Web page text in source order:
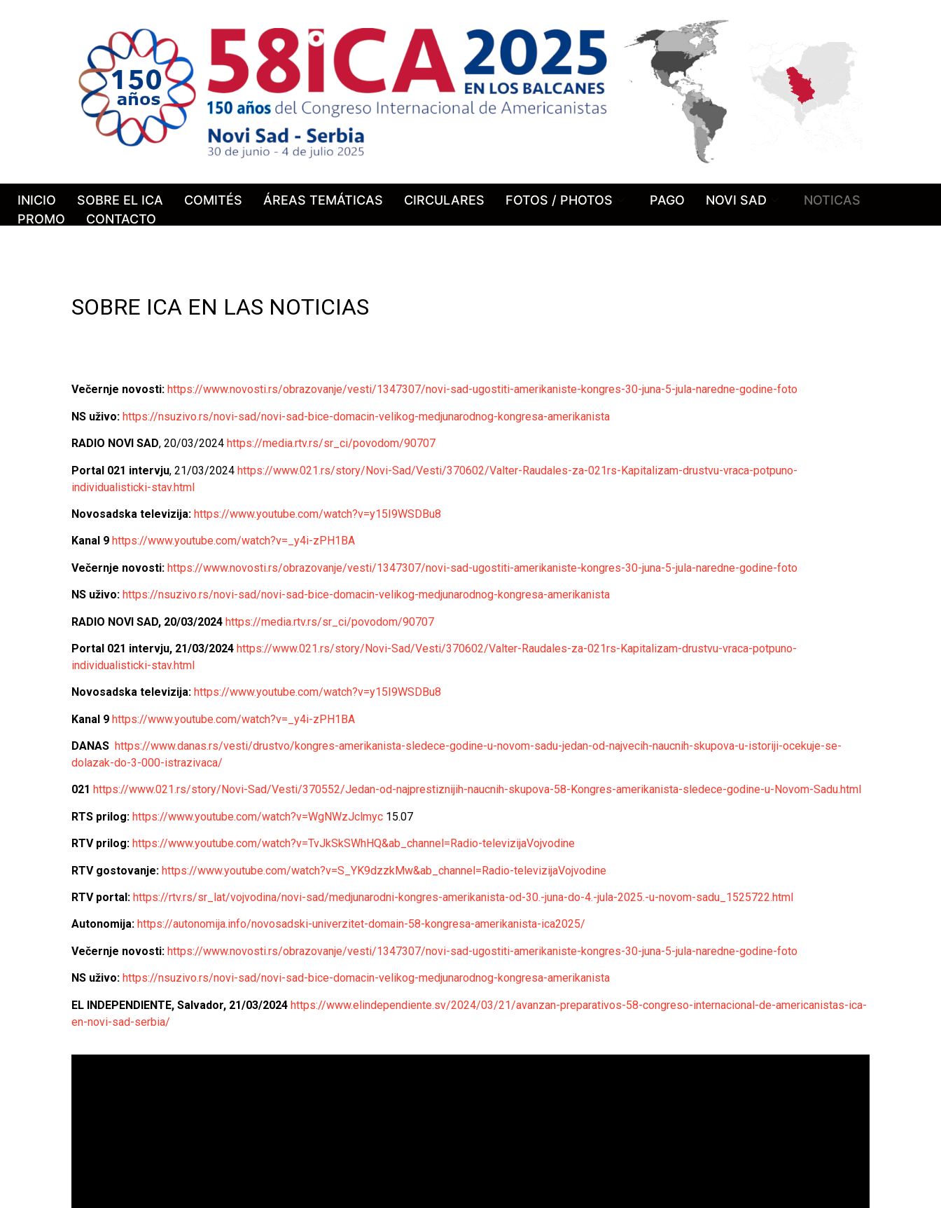
INICIO SOBRE EL ICA COMITÉS ÁREAS TEMÁTICAS CIRCULARES FOTOS / PHOTOS PAGO NOVI SAD
NOTICAS
PROMO
CONTACTO
SOBRE ICA EN LAS NOTICIAS
Večernje novosti: https://www.novosti.rs/obrazovanje/vesti/1347307/novi-sad-ugostiti-amerikaniste-kongres-30-juna-5-jula-naredne-godine-foto
NS uživo: https://nsuzivo.rs/novi-sad/novi-sad-bice-domacin-velikog-medjunarodnog-kongresa-amerikanista
RADIO NOVI SAD, 20/03/2024 https://media.rtv.rs/sr_ci/povodom/90707
Portal 021 intervju, 21/03/2024 https://www.021.rs/story/Novi-Sad/Vesti/370602/Valter-Raudales-za-021rs-Kapitalizam-drustvu-vraca-potpuno-
individualisticki-stav.html
Novosadska televizija: https://www.youtube.com/watch?v=y15I9WSDBu8
Kanal 9 https://www.youtube.com/watch?v=_y4i-zPH1BA
Večernje novosti: https://www.novosti.rs/obrazovanje/vesti/1347307/novi-sad-ugostiti-amerikaniste-kongres-30-juna-5-jula-naredne-godine-foto
NS uživo: https://nsuzivo.rs/novi-sad/novi-sad-bice-domacin-velikog-medjunarodnog-kongresa-amerikanista
RADIO NOVI SAD, 20/03/2024 https://media.rtv.rs/sr_ci/povodom/90707
Portal 021 intervju, 21/03/2024 https://www.021.rs/story/Novi-Sad/Vesti/370602/Valter-Raudales-za-021rs-Kapitalizam-drustvu-vraca-potpuno-
individualisticki-stav.html
Novosadska televizija: https://www.youtube.com/watch?v=y15I9WSDBu8
Kanal 9 https://www.youtube.com/watch?v=_y4i-zPH1BA
DANAS https://www.danas.rs/vesti/drustvo/kongres-amerikanista-sledece-godine-u-novom-sadu-jedan-od-najvecih-naucnih-skupova-u-istoriji-ocekuje-se-
dolazak-do-3-000-istrazivaca/
021 https://www.021.rs/story/Novi-Sad/Vesti/370552/Jedan-od-najprestiznijih-naucnih-skupova-58-Kongres-amerikanista-sledece-godine-u-Novom-Sadu.html
RTS prilog: https://www.youtube.com/watch?v=WgNWzJclmyc 15.07
RTV prilog: https://www.youtube.com/watch?v=TvJkSkSWhHQ&ab_channel=Radio-televizijaVojvodine
RTV gostovanje: https://www.youtube.com/watch?v=S_YK9dzzkMw&ab_channel=Radio-televizijaVojvodine
RTV portal: https://rtv.rs/sr_lat/vojvodina/novi-sad/medjunarodni-kongres-amerikanista-od-30.-juna-do-4.-jula-2025.-u-novom-sadu_1525722.html
Autonomija: https://autonomija.info/novosadski-univerzitet-domain-58-kongresa-amerikanista-ica2025/
Večernje novosti: https://www.novosti.rs/obrazovanje/vesti/1347307/novi-sad-ugostiti-amerikaniste-kongres-30-juna-5-jula-naredne-godine-foto
NS uživo: https://nsuzivo.rs/novi-sad/novi-sad-bice-domacin-velikog-medjunarodnog-kongresa-amerikanista
EL INDEPENDIENTE, Salvador, 21/03/2024 https://www.elindependiente.sv/2024/03/21/avanzan-preparativos-58-congreso-internacional-de-americanistas-ica-
en-novi-sad-serbia/